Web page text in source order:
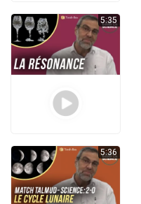
5:35
5:36